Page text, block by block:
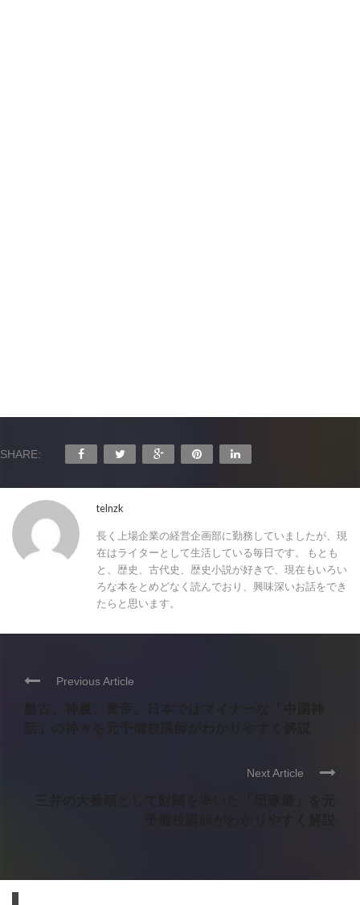
SHARE:
telnzk
長く上場企業の経営企画部に勤務していましたが、現
在はライターとして生活している毎日です。 もとも
と、歴史、古代史、歴史小説が好きで、現在もいろい
ろな本をとめどなく読んでおり、興味深いお話をでき
たらと思います。
Previous Article
Next Article